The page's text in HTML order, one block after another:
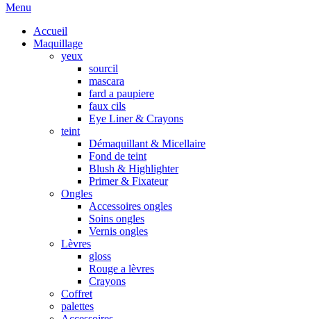
Menu
Accueil
Maquillage
yeux
sourcil
mascara
fard a paupiere
faux cils
Eye Liner & Crayons
teint
Démaquillant & Micellaire
Fond de teint
Blush & Highlighter
Primer & Fixateur
Ongles
Accessoires ongles
Soins ongles
Vernis ongles
Lèvres
gloss
Rouge a lèvres
Crayons
Coffret
palettes